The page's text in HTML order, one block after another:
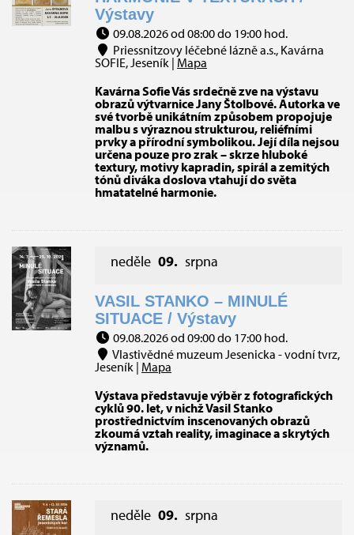
Výstavy
09.08.2026 od 08:00 do 19:00 hod.
Priessnitzovy léčebné lázně a.s., Kavárna
SOFIE, Jeseník | Mapa
Kavárna Sofie Vás srdečně zve na výstavu
obrazů výtvarnice Jany Štolbové. Autorka ve
své tvorbě unikátním způsobem propojuje
malbu s výraznou strukturou, reliéfními
prvky a přírodní symbolikou. Její díla nejsou
určena pouze pro zrak – skrze hluboké
textury, motivy kapradin, spirál a zemitých
tónů diváka doslova vtahují do světa
hmatatelné harmonie.
neděle 09. srpna
VASIL STANKO – MINULÉ
SITUACE / Výstavy
09.08.2026 od 09:00 do 17:00 hod.
Vlastivědné muzeum Jesenicka - vodní tvrz,
Jeseník | Mapa
Výstava představuje výběr z fotografických
cyklů 90. let, v nichž Vasil Stanko
prostřednictvím inscenovaných obrazů
zkoumá vztah reality, imaginace a skrytých
významů.
neděle 09. srpna